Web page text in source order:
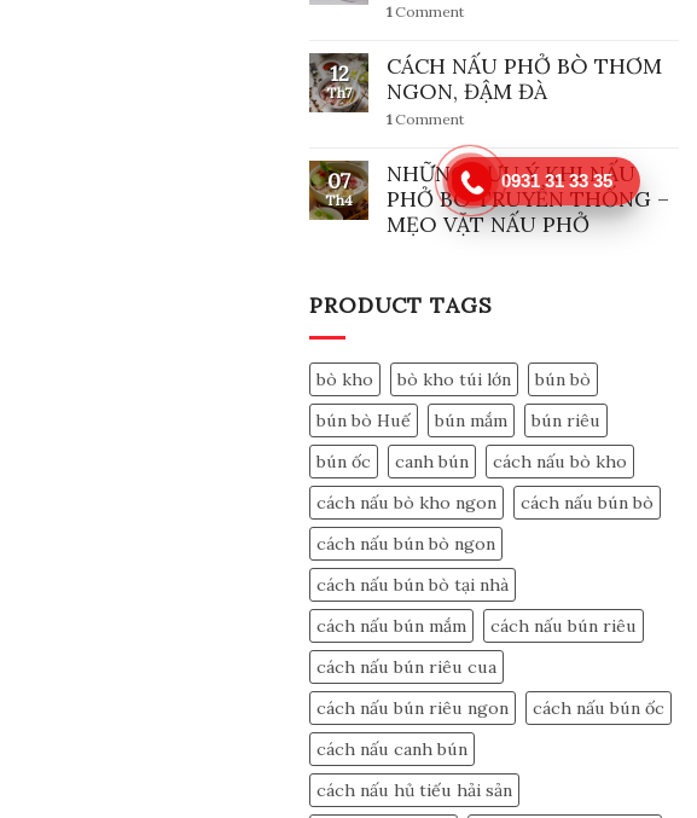
1Comment
12
Th7
CÁCH NẤU PHỞ BÒ THƠM
NGON, ĐẬM ĐÀ
1Comment
07
Th4
NHỮNG LƯU Ý KHI NẤU
PHỞ BÒ TRUYỀN THỐNG –
MẸO VẶT NẤU PHỞ
PRODUCT TAGS
bò kho bò kho túi lớn
bún bò
bún bò Huế
bún mắm
bún riêu
bún ốc
canh bún
cách nấu bò kho
cách nấu bò kho ngon
cách nấu bún bò
cách nấu bún bò ngon
cách nấu bún bò tại nhà
cách nấu bún mắm
cách nấu bún riêu
cách nấu bún riêu cua
cách nấu bún riêu ngon
cách nấu bún ốc
cách nấu canh bún
cách nấu hủ tiếu hải sản
0931 31 33 35